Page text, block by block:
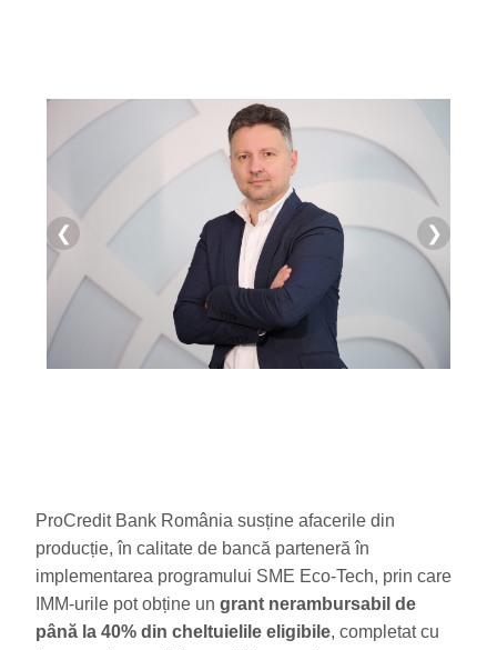
❮ ❯
ProCredit Bank România susține afacerile din
producție, în calitate de bancă parteneră în
implementarea programului SME Eco-Tech, prin care
IMM-urile pot obține un grant nerambursabil de
până la 40% din cheltuielile eligibile, completat cu